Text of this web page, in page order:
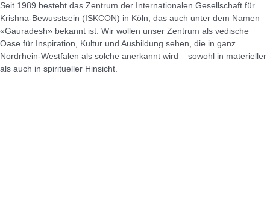
Seit 1989 besteht das Zentrum der Internationalen Gesellschaft für
Krishna-Bewusstsein (ISKCON) in Köln, das auch unter dem Namen
«Gauradesh» bekannt ist. Wir wollen unser Zentrum als vedische
Oase für Inspiration, Kultur und Ausbildung sehen, die in ganz
Nordrhein-Westfalen als solche anerkannt wird – sowohl in materieller
als auch in spiritueller Hinsicht.